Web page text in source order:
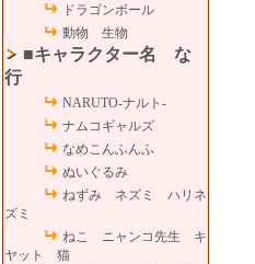
ドラゴンボール
動物 生物
■キャラクター名 な
行
NARUTO-ナルト-
ナムコギャルズ
なめこんふんふ
ぬいぐるみ
ねずみ ネズミ ハリネ
ズミ
ねこ ニャンコ先生 キ
ヤット 猫